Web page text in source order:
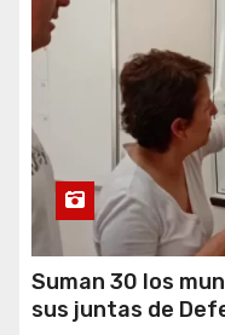
a
a
s
Suman 30 los
sus juntas de